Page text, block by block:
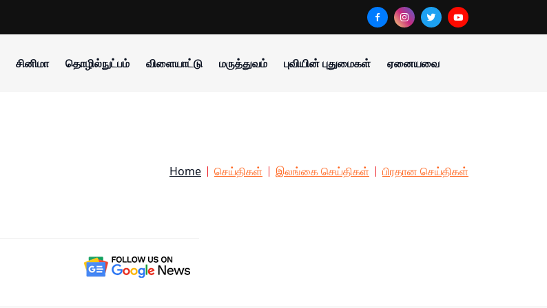
சினிமா தொழில்நுட்பம் விளையாட்டு மருத்துவம் புவியின் புதுமைகள் ஏனையவை
Home செய்திகள் இலங்கை செய்திகள் பிரதான செய்திகள்